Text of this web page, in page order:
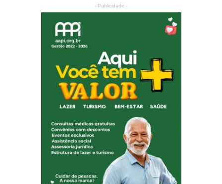
- Publicidade -